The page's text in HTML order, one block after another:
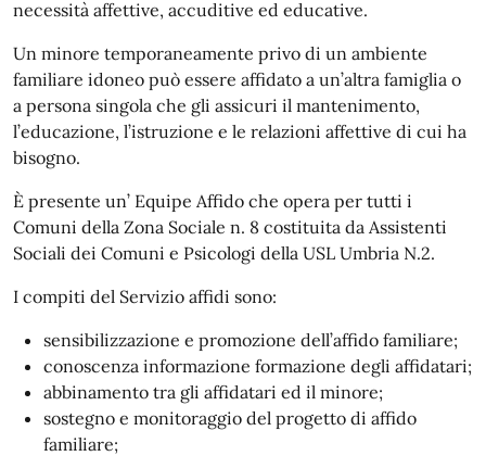
necessità affettive, accuditive ed educative.
Un minore temporaneamente privo di un ambiente
familiare idoneo può essere affidato a un’altra famiglia o
a persona singola che gli assicuri il mantenimento,
l’educazione, l’istruzione e le relazioni affettive di cui ha
bisogno.
È presente un’ Equipe Affido che opera per tutti i
Comuni della Zona Sociale n. 8 costituita da Assistenti
Sociali dei Comuni e Psicologi della USL Umbria N.2.
I compiti del Servizio affidi sono:
sensibilizzazione e promozione dell’affido familiare;
conoscenza informazione formazione degli affidatari;
abbinamento tra gli affidatari ed il minore;
sostegno e monitoraggio del progetto di affido
familiare;